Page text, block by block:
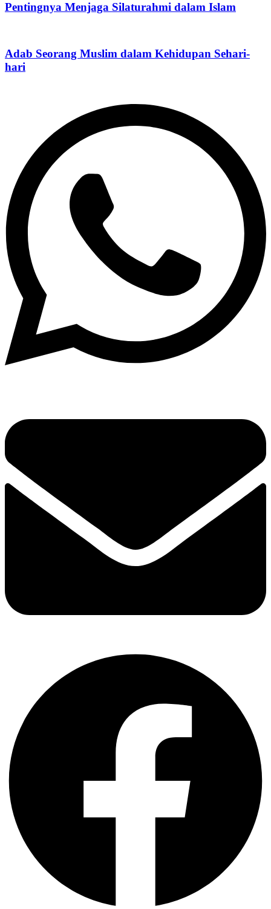
Pentingnya Menjaga Silaturahmi dalam Islam
Adab Seorang Muslim dalam Kehidupan Sehari-
hari